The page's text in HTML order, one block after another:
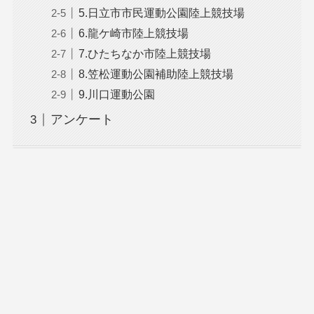
5.日立市市民運動公園陸上競技場
6.龍ケ崎市陸上競技場
7.ひたちなか市陸上競技場
8.笠松運動公園補助陸上競技場
9.川口運動公園
アンケート